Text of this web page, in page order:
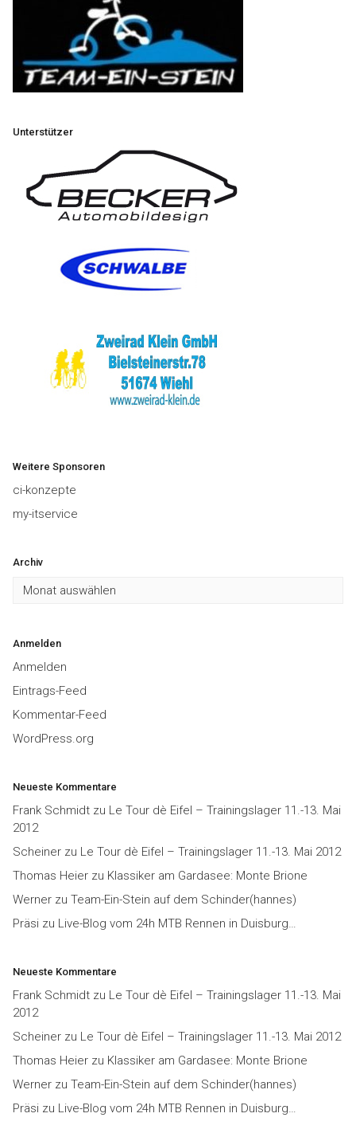
Unterstützer
Weitere Sponsoren
ci-konzepte
my-itservice
Archiv
Archiv
Anmelden
Anmelden
Eintrags-Feed
Kommentar-Feed
WordPress.org
Neueste Kommentare
Frank Schmidt zu Le Tour dè Eifel – Trainingslager 11.-13. Mai
2012
Scheiner zu Le Tour dè Eifel – Trainingslager 11.-13. Mai 2012
Thomas Heier zu Klassiker am Gardasee: Monte Brione
Werner zu Team-Ein-Stein auf dem Schinder(hannes)
Präsi zu Live-Blog vom 24h MTB Rennen in Duisburg…
Neueste Kommentare
Frank Schmidt zu Le Tour dè Eifel – Trainingslager 11.-13. Mai
2012
Scheiner zu Le Tour dè Eifel – Trainingslager 11.-13. Mai 2012
Thomas Heier zu Klassiker am Gardasee: Monte Brione
Werner zu Team-Ein-Stein auf dem Schinder(hannes)
Präsi zu Live-Blog vom 24h MTB Rennen in Duisburg…